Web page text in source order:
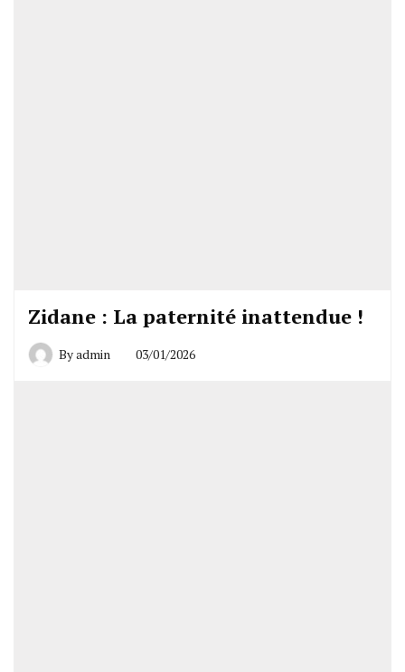
Zidane : La paternité inattendue !
Byadmin 03/01/2026